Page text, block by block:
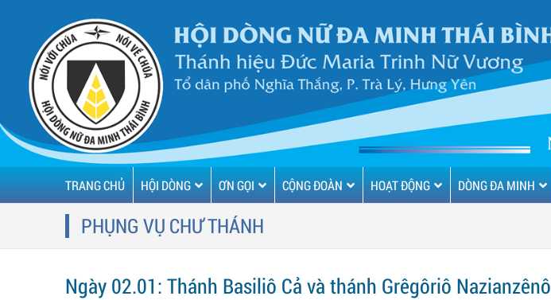
TRANG CHỦ HỘI DÒNG ƠN GỌI CỘNG ĐOÀN HOẠT ĐỘNG DÒNG ĐA MINH
PHỤNG VỤ CHƯ THÁNH
Ngày 02.01: Thánh Basiliô Cả và thánh Grêgôriô Nazianzênô